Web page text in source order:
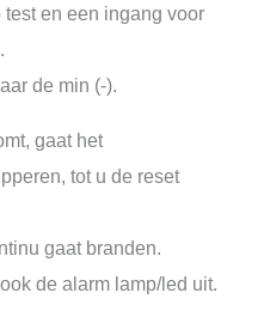
en een ingang voor
de min (-).
gaat het
tot u de reset
gaat branden.
de alarm lamp/led uit.